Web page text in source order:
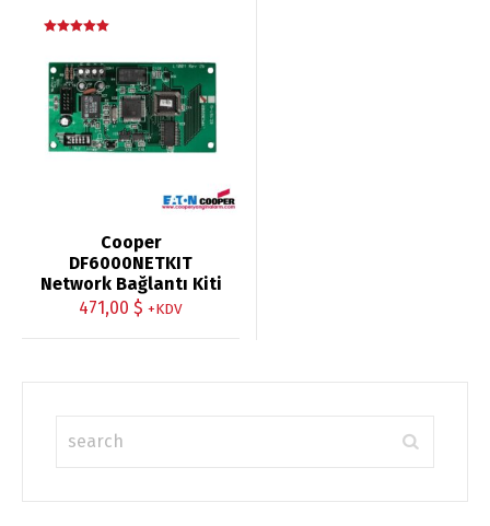
oy aldı
Cooper
DF6000NETKIT
Network Bağlantı Kiti
471,00 $ +KDV